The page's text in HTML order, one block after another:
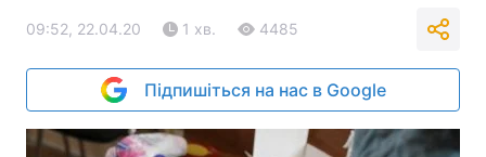
09:52, 22.04.20 1 хв. 4485
Підпишіться на нас в Google